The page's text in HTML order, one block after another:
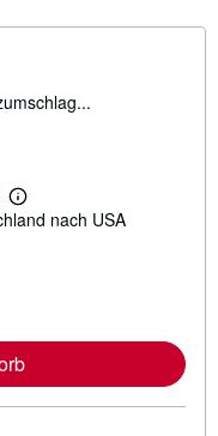
W
e
n
f
o
nach USA